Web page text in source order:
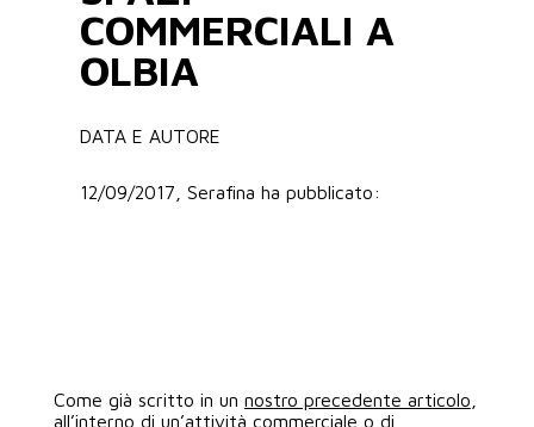
COMMERCIALI A
OLBIA
DATA E AUTORE
12/09/2017, Serafina ha pubblicato:
Come già scritto in un nostro precedente articolo
all’interno di un’attività commerciale o di